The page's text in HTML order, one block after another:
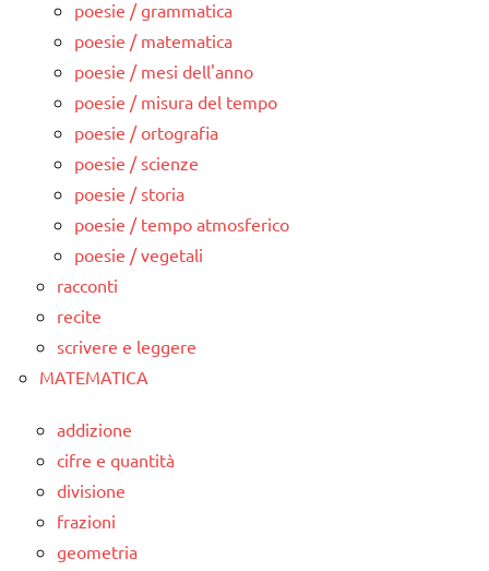
poesie / grammatica
poesie / matematica
poesie / mesi dell'anno
poesie / misura del tempo
poesie / ortografia
poesie / scienze
poesie / storia
poesie / tempo atmosferico
poesie / vegetali
racconti
recite
scrivere e leggere
MATEMATICA
addizione
cifre e quantità
divisione
frazioni
geometria